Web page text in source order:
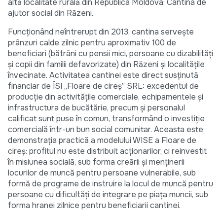
ajutor social din Răzeni.
Funcționând neîntrerupt din 2013, cantina servește
prânzuri calde zilnic pentru aproximativ 100 de
beneficiari (bătrâni cu pensii mici, persoane cu dizabilități
și copii din familii defavorizate) din Răzeni și localitățile
învecinate. Activitatea cantinei este direct susținută
financiar de ÎSI „Floare de cireș” SRL: excedentul de
producție din activitățile comerciale, echipamentele și
infrastructura de bucătărie, precum și personalul
calificat sunt puse în comun, transformând o investiție
comercială într-un bun social comunitar. Aceasta este
demonstrația practică a modelului WISE a Floare de
cireș: profitul nu este distribuit acționarilor, ci reinvestit
în misiunea socială, sub forma creării și menținerii
locurilor de muncă pentru persoane vulnerabile, sub
formă de programe de instruire la locul de muncă pentru
persoane cu dificultăți de integrare pe piața muncii, sub
forma hranei zilnice pentru beneficiarii cantinei.